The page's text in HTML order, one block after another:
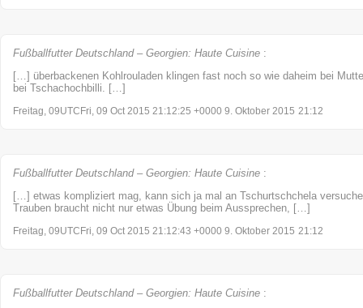
Fußballfutter Deutschland – Georgien: Haute Cuisine :
[…] überbackenen Kohlrouladen klingen fast noch so wie daheim bei
bei Tschachochbilli. […]
Freitag, 09UTCFri, 09 Oct 2015 21:12:25 +0000 9. Oktober 2015 21:12
Fußballfutter Deutschland – Georgien: Haute Cuisine :
[…] etwas kompliziert mag, kann sich ja mal an Tschurtschchela
Trauben braucht nicht nur etwas Übung beim Aussprechen, […]
Freitag, 09UTCFri, 09 Oct 2015 21:12:43 +0000 9. Oktober 2015 21:12
Fußballfutter Deutschland – Georgien: Haute Cuisine :